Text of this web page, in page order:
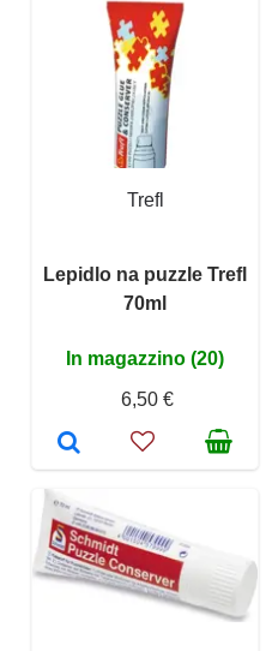
Trefl
Lepidlo na puzzle Trefl
70ml
In magazzino (20)
6,50 €